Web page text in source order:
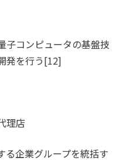
子コンピュータの基盤技
発を行う[12]
理店
る企業グループを統括す